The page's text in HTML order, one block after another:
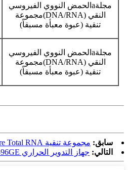
مجلةa الحمض النووي الفيروسي
النقي (DNA/RNA)
مجموعة
تنقية (عبوة معبأة مسبقاً)
مجلةa الحمض النووي الفيروسي
النقي (DNA/RNA)
مجموعة
تنقية (عبوة معبأة مسبقاً)
سابق: مجموعة تنقية MagPure Total RNA
التالي: جهاز التدوير الحراري FastCycler FC-96GE